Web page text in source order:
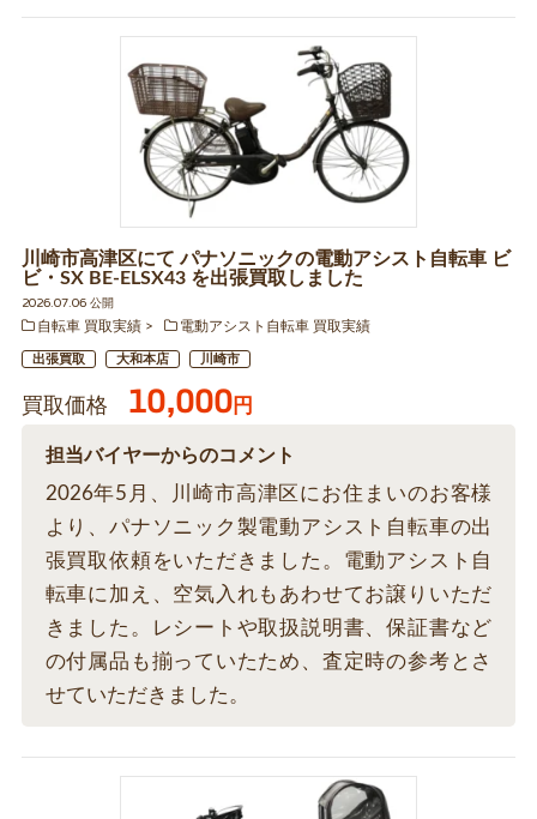
川崎市高津区にて パナソニックの電動アシスト自転車 ビ
ビ・SX BE-ELSX43 を出張買取しました
2026.07.06 公開
自転車 買取実績
電動アシスト自転車 買取実績
出張買取 大和本店 川崎市
買取価格 10,000円
担当バイヤーからのコメント
2026年5月、川崎市高津区にお住まいのお客様
より、パナソニック製電動アシスト自転車の出
張買取依頼をいただきました。電動アシスト自
転車に加え、空気入れもあわせてお譲りいただ
きました。レシートや取扱説明書、保証書など
の付属品も揃っていたため、査定時の参考とさ
せていただきました。